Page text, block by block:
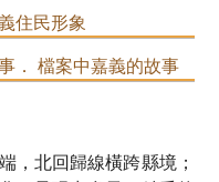
住民形象
． 檔案中嘉義的故事
，北回歸線橫跨縣境；